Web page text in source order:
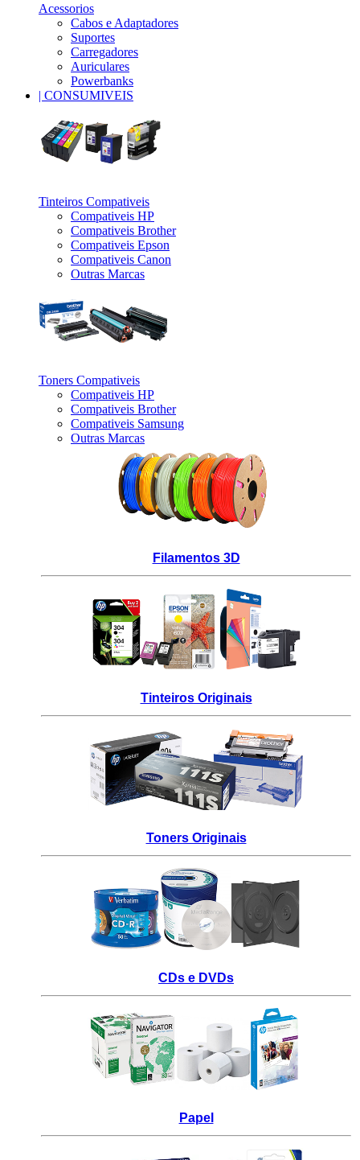
Acessorios
Cabos e Adaptadores
Suportes
Carregadores
Auriculares
Powerbanks
| CONSUMIVEIS
Tinteiros Compativeis
Compativeis HP
Compativeis Brother
Compativeis Epson
Compativeis Canon
Outras Marcas
Toners Compativeis
Compativeis HP
Compativeis Brother
Compativeis Samsung
Outras Marcas
Filamentos 3D
Tinteiros Originais
Toners Originais
CDs e DVDs
Papel